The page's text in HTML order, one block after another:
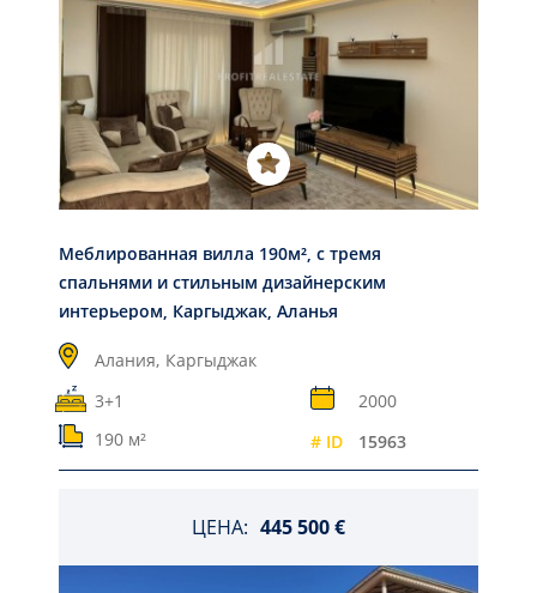
Меблированная вилла 190м², с тремя
спальнями и стильным дизайнерским
интерьером, Каргыджак, Аланья
Алания, Каргыджак
3+1
2000
190 м²
# ID 15963
ЦЕНА: 445 500 €